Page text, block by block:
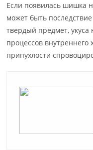
Если появилась шишка
может быть
твердый предмет, укуса
процессов внутреннего
припухлости